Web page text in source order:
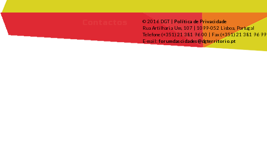
© 2016 DGT | Política de Privacidade
Rua Artilharia Um, 107 | 1099-052 Lisboa, Portugal
Telefone (+351) 21 381 96 00 | Fax (+351) 21 381 96 99
E-mail: forumdascidades@dgterritorio.pt